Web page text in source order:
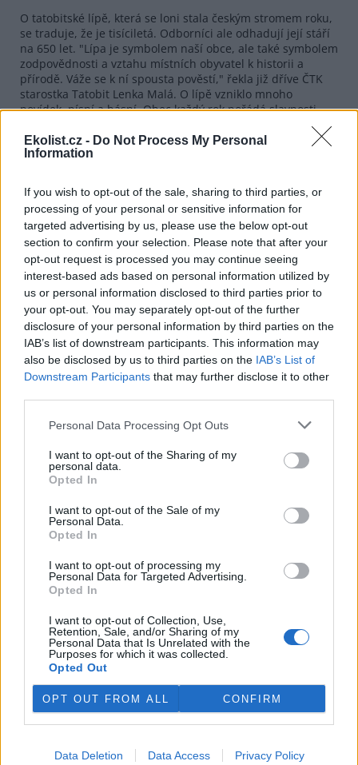
Ekolist.cz - Do Not Process My Personal
Information
If you wish to opt-out of the sale, sharing to third parties, or
processing of your personal or sensitive information for
targeted advertising by us, please use the below opt-out
section to confirm your selection. Please note that after your
opt-out request is processed you may continue seeing
interest-based ads based on personal information utilized by
us or personal information disclosed to third parties prior to
your opt-out. You may separately opt-out of the further
disclosure of your personal information by third parties on the
IAB’s list of downstream participants. This information may
also be disclosed by us to third parties on the IAB’s List of
Downstream Participants that may further disclose it to other
Personal Data Processing Opt Outs
I want to opt-out of the Sharing of my
personal data.
Opted In
I want to opt-out of the Sale of my
Personal Data.
Opted In
I want to opt-out of processing my
Personal Data for Targeted Advertising.
Opted In
I want to opt-out of Collection, Use,
Retention, Sale, and/or Sharing of my
Personal Data that Is Unrelated with the
Purposes for which it was collected.
Opted Out
OPT OUT FROM ALL CONFIRM
Data Deletion Data Access Privacy Policy
O tatobitské lípě, která se loni stala českým stromem roku,
se traduje, že je tisíciletá. Odborníci ale odhadují její stáří
na 650 let. "Lípa je symbolem naší obce, ale také symbolem
zodpovědnosti a vztahu místních obyvatel k historii a
přírodě. Váže se k ní spousta pověstí," řekla již dříve ČTK
starostka Tatobit Lenka Malá. O lípě vzniklo mnoho
povídek, písní a básní. Obec každý rok pořádá slavnosti
Dub z Bátaszéku, který v evropské soutěži letos zvítězil,
během povodní v roce 1956. Podle místní tradice se pro
zajištění bohaté úrody hroznového vína musí kmen stromu
každoročně pokapat vínem.
tisknout poslat
BEZK využívá agenturní zpravodajství ČTK, která si vyhrazuje
veškerá práva. Publikování nebo další šíření obsahu ze zdrojů ČTK
je výslovně zakázáno bez předchozího písemného souhlasu ze
strany ČTK.